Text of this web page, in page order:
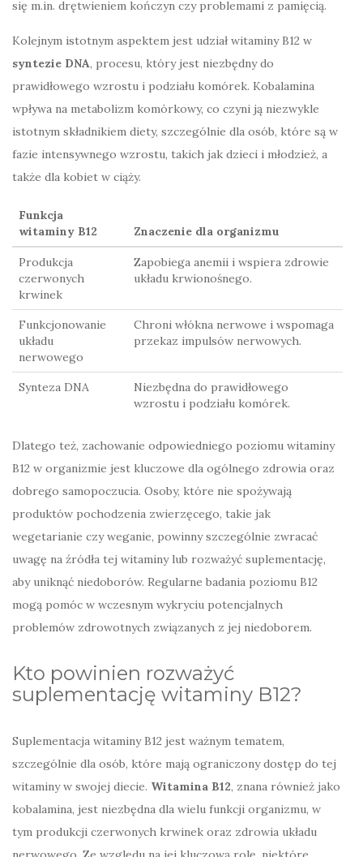
się m.in. drętwieniem kończyn czy problemami z pamięcią.
Kolejnym istotnym aspektem jest udział witaminy B12 w
syntezie DNA, procesu, który jest niezbędny do
prawidłowego wzrostu i podziału komórek. Kobalamina
wpływa na metabolizm komórkowy, co czyni ją niezwykle
istotnym składnikiem diety, szczególnie dla osób, które są w
fazie intensywnego wzrostu, takich jak dzieci i młodzież, a
także dla kobiet w ciąży.
Funkcja
witaminy B12
Znaczenie dla organizmu
Produkcja
czerwonych
krwinek
Zapobiega anemii i wspiera zdrowie
układu krwionośnego.
Funkcjonowanie
układu
nerwowego
Chroni włókna nerwowe i wspomaga
przekaz impulsów nerwowych.
Synteza DNA
Niezbędna do prawidłowego
wzrostu i podziału komórek.
Dlatego też, zachowanie odpowiedniego poziomu witaminy
B12 w organizmie jest kluczowe dla ogólnego zdrowia oraz
dobrego samopoczucia. Osoby, które nie spożywają
produktów pochodzenia zwierzęcego, takie jak
wegetarianie czy weganie, powinny szczególnie zwracać
uwagę na źródła tej witaminy lub rozważyć suplementację,
aby uniknąć niedoborów. Regularne badania poziomu B12
mogą pomóc w wczesnym wykryciu potencjalnych
problemów zdrowotnych związanych z jej niedoborem.
Kto powinien rozważyć
suplementację witaminy B12?
Suplementacja witaminy B12 jest ważnym tematem,
szczególnie dla osób, które mają ograniczony dostęp do tej
witaminy w swojej diecie. Witamina B12, znana również jako
kobalamina, jest niezbędna dla wielu funkcji organizmu, w
tym produkcji czerwonych krwinek oraz zdrowia układu